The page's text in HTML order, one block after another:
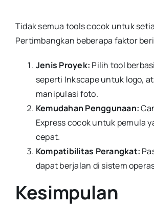
Tidak semua tools cocok untuk
Pertimbangkan beberapa faktor
Jenis Proyek: Pilih tool
seperti Inkscape untuk logo,
manipulasi foto.
Kemudahan Penggunaan:
Express cocok untuk pemula
cepat.
Kompatibilitas Perangkat:
dapat berjalan di sistem
Kesimpulan